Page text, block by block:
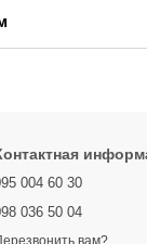
004 60 30
036 50 04